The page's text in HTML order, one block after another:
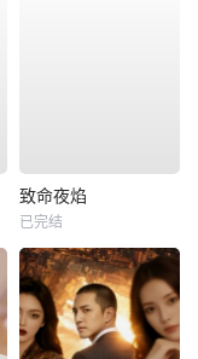
致命夜焰
已完结